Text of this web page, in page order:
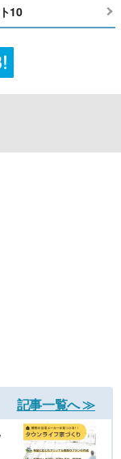
10
記事一覧へ ≫